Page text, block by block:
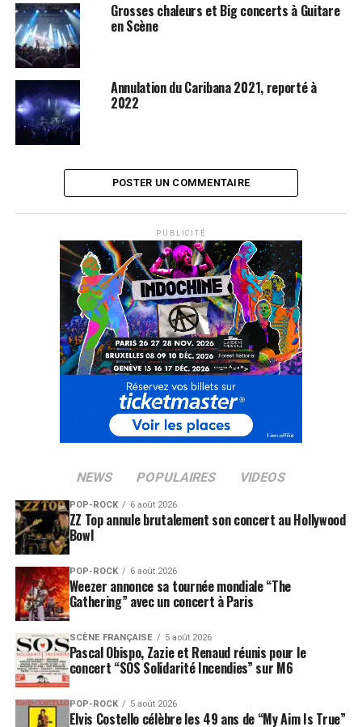
SUJETS ASSOCIÉS: CARIBANA
DEEP PURPLE
Grosses chaleurs et Big concerts à Guitare
en Scène
Annulation du Caribana 2021, reporté à
2022
POSTER UN COMMENTAIRE
PUBLICITÉ
NEWS POPULAIRES VIDEOS
POP-ROCK 6 août 2026
ZZ Top annule brutalement son concert au Hollywood
Bowl
POP-ROCK 6 août 2026
Weezer annonce sa tournée mondiale “The
Gathering” avec un concert à Paris
SCÈNE FRANÇAISE 5 août 2026
Pascal Obispo, Zazie et Renaud réunis pour le
concert “SOS Solidarité Incendies” sur M6
POP-ROCK 5 août 2026
Elvis Costello célèbre les 49 ans de “My Aim Is True”